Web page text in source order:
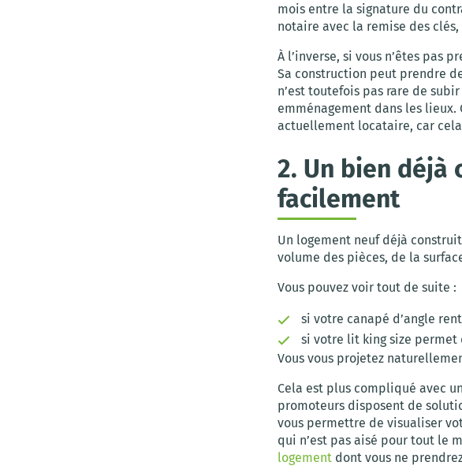
mois entre la signature du
notaire avec la remise des
À l’inverse, si vous n’êtes pas
Sa construction peut prendre
n’est toutefois pas rare de
emménagement dans les lieux.
actuellement locataire, car
2. Un bien
facilement
Un logement neuf déjà
volume des pièces, de la
Vous pouvez voir tout de suite :
si votre canapé d’angle
si votre lit king size permet
Vous vous projetez
Cela est plus compliqué avec
promoteurs disposent de
vous permettre de visualiser
qui n’est pas aisé pour tout le
logement dont vous ne